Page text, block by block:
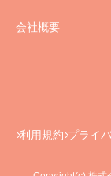
会社概要
利用規約 プライ